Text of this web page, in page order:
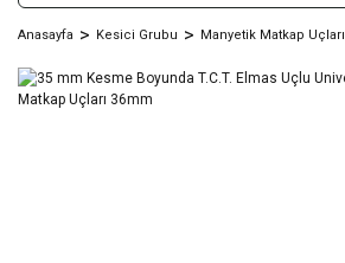
Anasayfa Kesici Grubu Manyetik Matkap Uçları